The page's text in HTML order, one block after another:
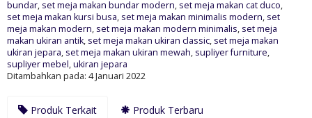
bundar, set meja makan bundar modern, set meja makan cat duco,
set meja makan kursi busa, set meja makan minimalis modern, set
meja makan modern, set meja makan modern minimalis, set meja
makan ukiran antik, set meja makan ukiran classic, set meja makan
ukiran jepara, set meja makan ukiran mewah, supliyer furniture,
supliyer mebel,ukiran jepara
Ditambahkan pada: 4 Januari 2022
Produk Terkait Produk Terbaru